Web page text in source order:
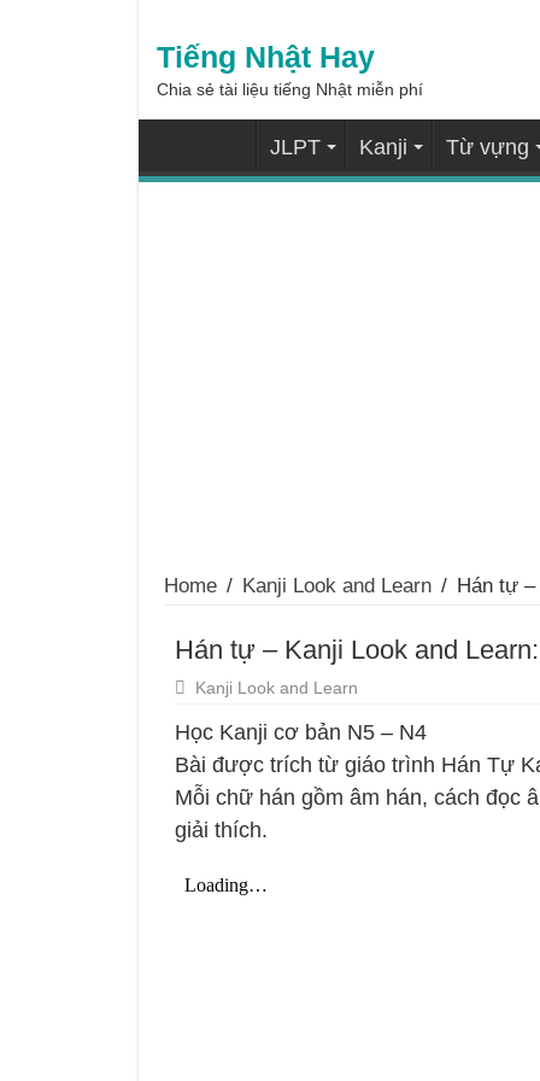
Tiếng Nhật Hay
Chia sẻ tài liệu tiếng Nhật miễn phí
JLPT Kanji Từ vựng
Home / Kanji Look and Learn / Hán tự –
Hán tự – Kanji Look and
Kanji Look and Learn
Học Kanji cơ bản N5 – N4
Bài được trích từ giáo trình Hán Tự
Mỗi chữ hán gồm âm hán, cách đọc
giải thích.